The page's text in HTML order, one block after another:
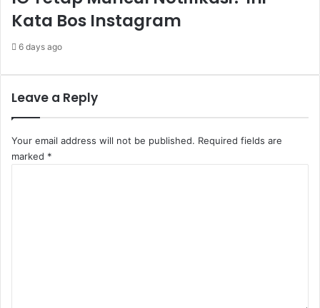
Kata Bos Instagram
6 days ago
Leave a Reply
Your email address will not be published. Required fields are
marked *